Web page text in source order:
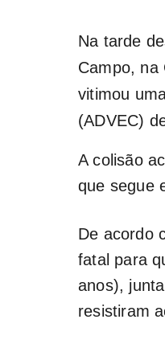
Na tarde
Campo, na
vitimou
(ADVEC)
A colisão
que segue
De acordo
fatal para
anos),
resistiram